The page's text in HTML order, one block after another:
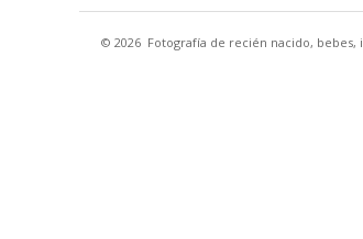
© 2026 Fotografía de recién nacido,